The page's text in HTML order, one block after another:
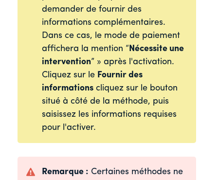
demander de fournir des
informations complémentaires.
Dans ce cas, le mode de paiement
affichera la mention “Nécessite une
intervention” » après l'activation.
Cliquez sur le Fournir des
informationscliquez sur le bouton
situé à côté de la méthode, puis
saisissez les informations requises
pour l'activer.
Remarque : Certaines méthodes ne